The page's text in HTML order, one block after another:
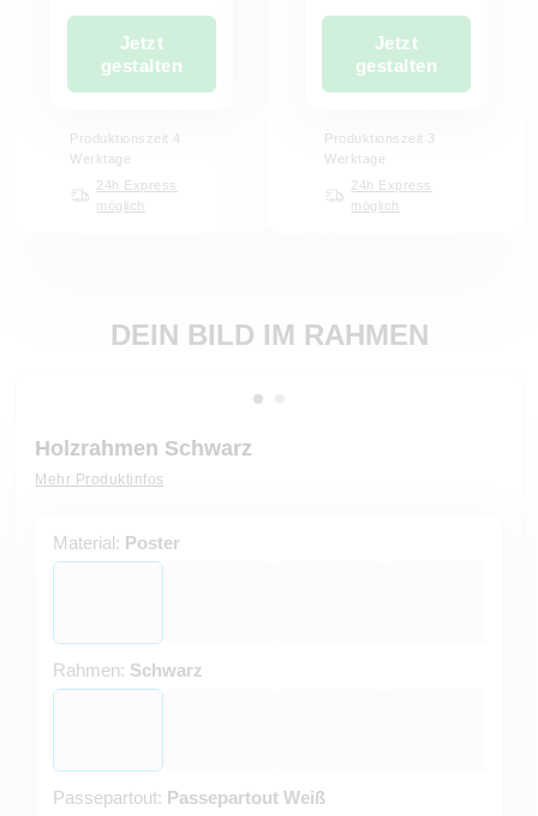
Jetzt
gestalten
Produktionszeit 4
Werktage
24h Express
möglich
Jetzt
gestalten
Produktionszeit 3
Werktage
24h Express
möglich
DEIN BILD IM RAHMEN
Holzrahmen Schwarz
Mehr Produktinfos
Material: Poster
Rahmen: Schwarz
Passepartout: Passepartout Weiß